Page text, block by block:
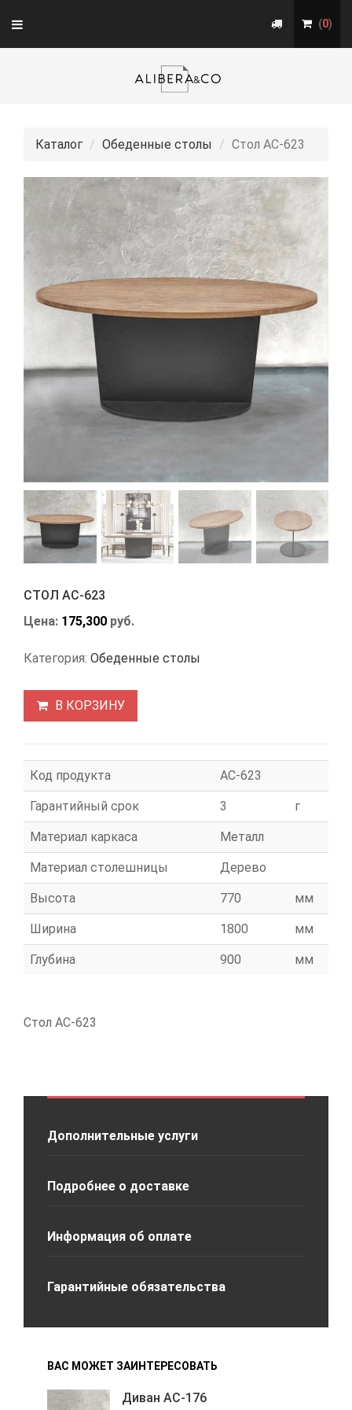
Toggle
navigation
(0)
Каталог Обеденные столы Стол АС-623
СТОЛ АС-623
Цена: 175,300 руб.
Категория: Обеденные столы
В КОРЗИНУ
Код продукта АС-623
Гарантийный срок 3 г
Материал каркаса Металл
Материал столешницы Дерево
Высота 770 мм
Ширина 1800 мм
Глубина 900 мм
Стол АС-623
Дополнительные услуги
Подробнее о доставке
Информация об оплате
Гарантийные обязательства
ВАС МОЖЕТ ЗАИНТЕРЕСОВАТЬ
Диван АС-176